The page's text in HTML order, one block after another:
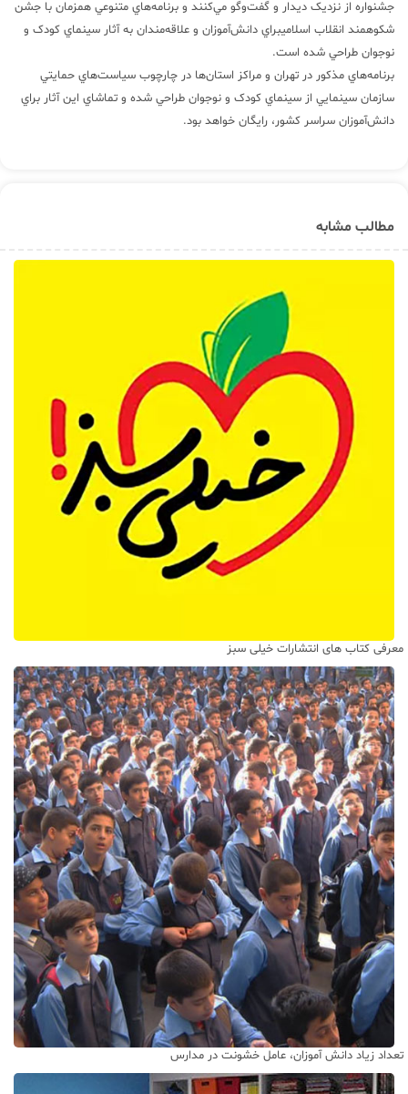
جشنواره از نزديک ديدار و گفت‌وگو مي‌کنند و برنامه‌هاي متنوعي همزمان با جشن
شکوهمند انقلاب اسلاميبراي دانش‌آموزان و علاقه‌مندان به آثار سينماي کودک و
نوجوان طراحي شده است.
برنامه‌هاي مذکور در تهران و مراکز استان‌ها در چارچوب سياست‌هاي حمايتي
سازمان سينمايي از سينماي کودک و نوجوان طراحي شده و تماشاي اين آثار براي
دانش‌آموزان سراسر کشور، رايگان خواهد بود.
مطالب مشابه
معرفی کتاب های انتشارات خیلی سبز
تعداد زیاد دانش آموزان، عامل خشونت در مدارس